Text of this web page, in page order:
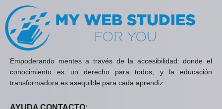
Empoderando mentes a través de la accesibilidad: donde el
conocimiento es un derecho para todos, y la educación
transformadora es asequible para cada aprendiz.